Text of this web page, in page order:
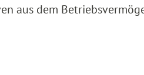
aus dem